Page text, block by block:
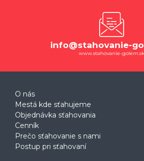
info@stahovanie-
www.stahovanie-golem.sk
O nás
Mestá kde sťahujeme
Objednávka sťahovania
Cenník
Prečo sťahovanie s nami
Postup pri sťahovaní